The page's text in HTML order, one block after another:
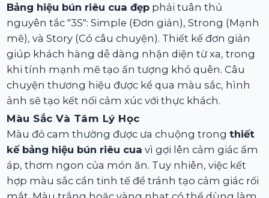
Bảng hiệu bún riêu cua đẹp phải tuân thủ
nguyên tắc "3S": Simple (Đơn giản), Strong (Mạnh
mẽ), và Story (Có câu chuyện). Thiết kế đơn giản
giúp khách hàng dễ dàng nhận diện từ xa, trong
khi tính mạnh mẽ tạo ấn tượng khó quên. Câu
chuyện thương hiệu được kể qua màu sắc, hình
ảnh sẽ tạo kết nối cảm xúc với thực khách.
Màu Sắc Và Tâm Lý Học
Màu đỏ cam thường được ưa chuộng trongthiết
kế bảng hiệu bún riêu cua vì gợi lên cảm giác ấm
áp, thơm ngon của món ăn. Tuy nhiên, việc kết
hợp màu sắc cần tinh tế để tránh tạo cảm giác rối